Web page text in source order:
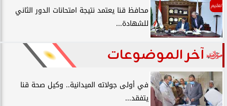
تعليم
محافظ قنا يعتمد نتيجة امتحانات الدور الثاني
للشهادة...
آخر الموضوعات
في أولى جولاته الميدانية.. وكيل صحة قنا
يتفقد...